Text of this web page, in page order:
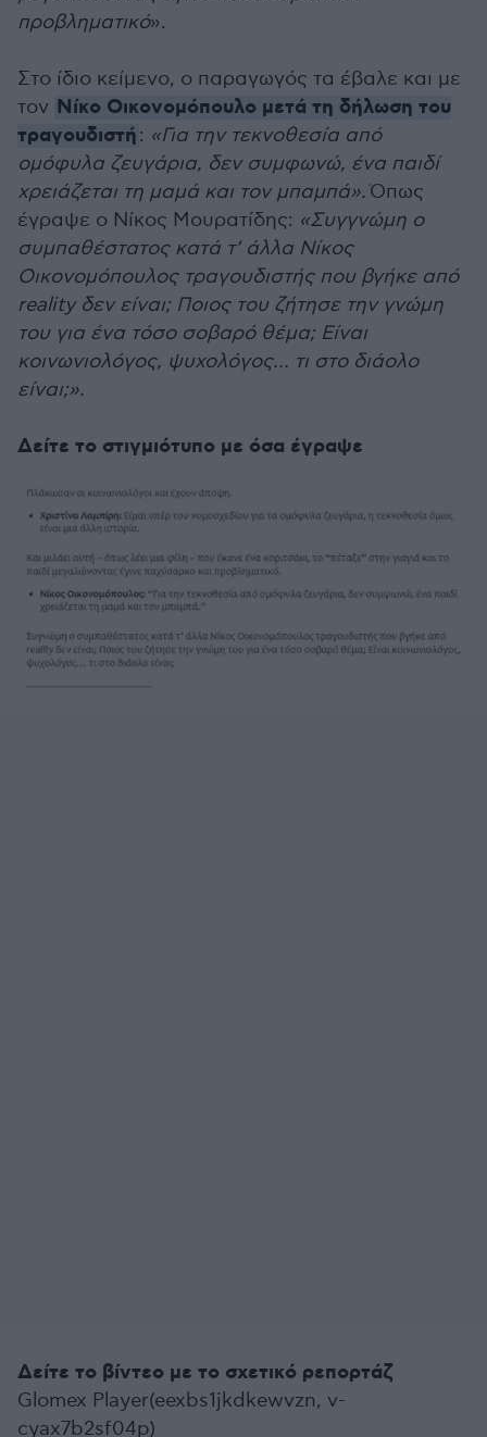
προβληματικό».
Στο ίδιο κείμενο, ο παραγωγός τα έβαλε και με
τον Νίκο Οικονομόπουλο μετά τη δήλωση του
τραγουδιστή: «Για την τεκνοθεσία από
ομόφυλα ζευγάρια, δεν συμφωνώ, ένα παιδί
χρειάζεται τη μαμά και τον μπαμπά».Όπως
έγραψε ο Νίκος Μουρατίδης: «Συγγνώμη ο
συμπαθέστατος κατά τ’ άλλα Νίκος
Οικονομόπουλος τραγουδιστής που βγήκε από
reality δεν είναι; Ποιος του ζήτησε την γνώμη
του για ένα τόσο σοβαρό θέμα; Είναι
κοινωνιολόγος, ψυχολόγος… τι στο διάολο
είναι;».
Δείτε το στιγμιότυπο με όσα έγραψε
Δείτε το βίντεο με το σχετικό ρεπορτάζ
Glomex Player(eexbs1jkdkewvzn, v-
cyax7b2sf04p)